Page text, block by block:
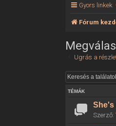
Gyors linkek
Fórum
Ugrás a
TÉMÁK
She's
Szerző: